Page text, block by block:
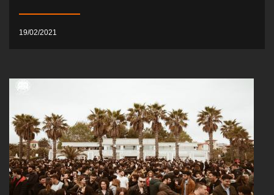
19/02/2021